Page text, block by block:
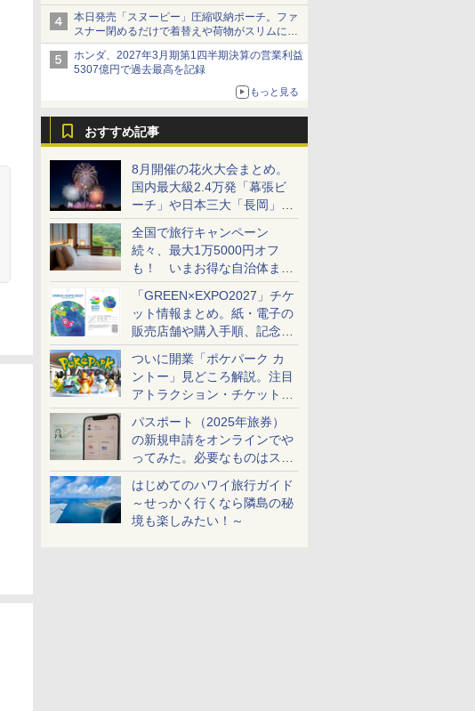
本日発売「スヌーピー」圧縮収納ポーチ。ファ
スナー閉めるだけで着替えや荷物がスリムにま
とまる
ホンダ、2027年3月期第1四半期決算の営業利益
5307億円で過去最高を記録
もっと見る
おすすめ記事
8月開催の花火大会まとめ。
国内最大級2.4万発「幕張ビ
ーチ」や日本三大「長岡」な
ど大型イベント目白押し！
全国で旅行キャンペーン
続々、最大1万5000円オフ
も！ いまお得な自治体まと
め
「GREEN×EXPO2027」チケ
ット情報まとめ。紙・電子の
販売店舗や購入手順、記念チ
ケットも解説
ついに開業「ポケパーク カ
ントー」見どころ解説。注目
アトラクション・チケット手
配・来場前に必要な準備は？
パスポート（2025年旅券）
の新規申請をオンラインでや
ってみた。必要なものはスマ
ホとマイナカードのみ
はじめてのハワイ旅行ガイド
～せっかく行くなら隣島の秘
境も楽しみたい！～